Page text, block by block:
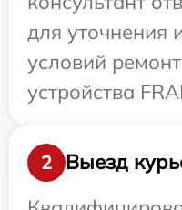
для уточнения
условий
устройства
2
Выезд